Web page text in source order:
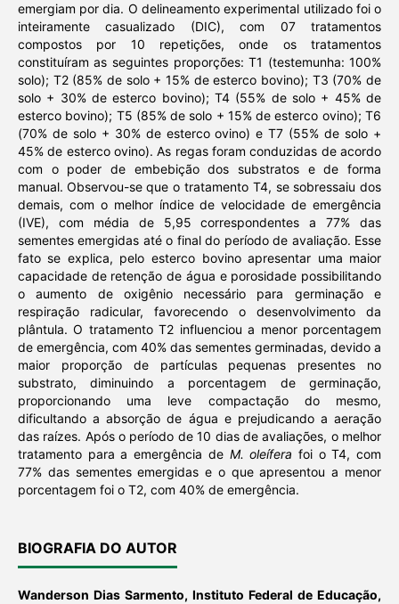
emergiam por dia. O delineamento experimental utilizado foi o
inteiramente casualizado (DIC), com 07 tratamentos
compostos por 10 repetições, onde os tratamentos
constituíram as seguintes proporções: T1 (testemunha: 100%
solo); T2 (85% de solo + 15% de esterco bovino); T3 (70% de
solo + 30% de esterco bovino); T4 (55% de solo + 45% de
esterco bovino); T5 (85% de solo + 15% de esterco ovino); T6
(70% de solo + 30% de esterco ovino) e T7 (55% de solo +
45% de esterco ovino). As regas foram conduzidas de acordo
com o poder de embebição dos substratos e de forma
manual. Observou-se que o tratamento T4, se sobressaiu dos
demais, com omelhor índice de velocidade de emergência
(IVE), com média de 5,95 correspondentes a 77% das
sementes emergidas até o final do período de avaliação. Esse
fato se explica, pelo esterco bovino apresentar uma maior
capacidade de retenção de água e porosidade possibilitando
o aumento de oxigênio necessário para germinação e
respiração radicular, favorecendo o desenvolvimento da
plântula. O tratamento T2 influenciou a menor porcentagem
de emergência, com 40% das sementes germinadas, devido a
maior proporção de partículas pequenas presentes no
substrato, diminuindo a porcentagem de germinação,
proporcionando uma leve compactação do mesmo,
dificultando a absorção de água e prejudicando a aeração
das raízes. Após o período de 10 dias de avaliações, o melhor
tratamento para a emergência de M. oleífera foi o T4, com
77% das sementes emergidas e o que apresentou a menor
porcentagem foi o T2, com 40% de emergência.
BIOGRAFIA DO AUTOR
Wanderson Dias Sarmento, Instituto Federal de Educação,